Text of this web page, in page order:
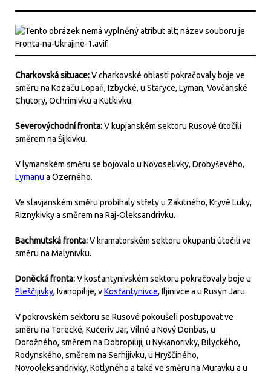
Charkovská situace:V charkovské oblasti pokračovaly boje ve
směru na Kozaču Lopaň, Izbycké, u Staryce, Lyman, Vovčanské
Chutory, Ochrimivku a Kutkivku.
Severovýchodní fronta:V kupjanském sektoru Rusové útočili
směrem na Šijkivku.
V lymanském směru se bojovalo u Novoselivky, Drobyševého,
Lymanu a Ozerného.
Ve slavjanském směru probíhaly střety u Zakitného, Kryvé Luky,
Riznykivky a směrem na Raj-Oleksandrivku.
Bachmutská fronta:V kramatorském sektoru okupanti útočili ve
směru na Malynivku.
Doněcká fronta:V kosťantynivském sektoru pokračovaly boje u
Pleščijivky, Ivanopilije, vKosťantynivce, Iljinivce a u Rusyn Jaru.
V pokrovském sektoru se Rusové pokoušeli postupovat ve
směru na Torecké, Kučeriv Jar, Vilné a Nový Donbas, u
Dorožného, směrem na Dobropiliji, u Nykanorivky, Bilyckého,
Rodynského, směrem na Serhijivku, u Hryščiného,
Novooleksandrivky, Kotlyného a také ve směru na Muravku a u